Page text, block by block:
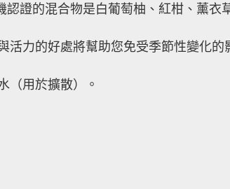
認證的混合物是白葡萄柚、紅柑、薰衣
活力的好處將幫助您免受季節性變化的
（用於擴散）。